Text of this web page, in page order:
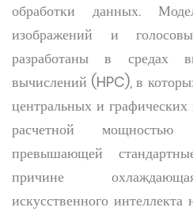
обработки данных.
изображений и
разработаны в средах
вычислений (HPC), в
центральных и графических
расчетной мощностью
превышающей
причине
искусственного интеллекта